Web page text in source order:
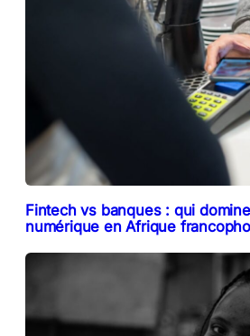
Fintech vs banques : qui
numérique en Afrique